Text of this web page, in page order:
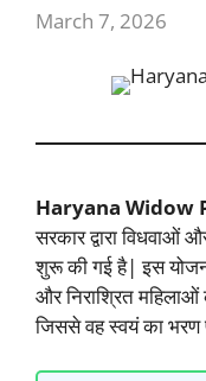
March 7, 2026
Haryana Widow
सरकार द्वारा विधवाओं
शुरू की गई है| इस
और निराश्रित महिलाओं
जिससे वह स्वयं का